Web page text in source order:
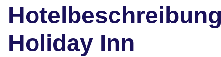
Holiday Inn